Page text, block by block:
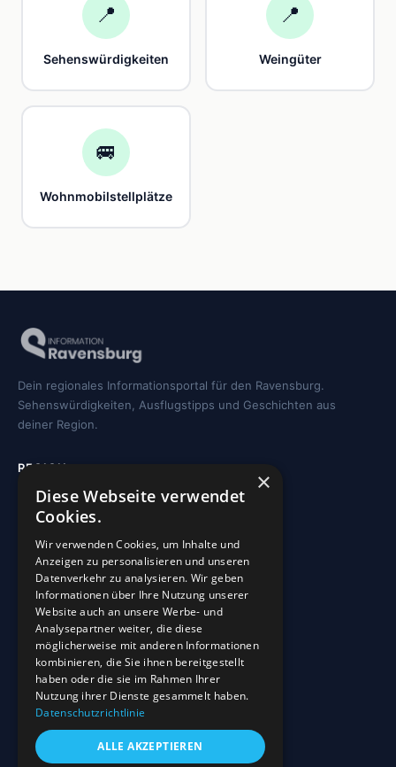
📍
Sehenswürdigkeiten
📍
Weingüter
🚐
Wohnmobilstellplätze
Dein regionales Informationsportal für den Ravensburg.
Sehenswürdigkeiten, Ausflugstipps und Geschichten aus
deiner Region.
REGION
Freizeit
Sehenswürdigkeiten
Kirchen
Gewässer
Wohnmobilstellplätze
INFO
Blog
Sehenswürdigkeiten
Impressum
Datenschutz
×
Diese Webseite verwendet
Cookies.
Wir verwenden Cookies, um Inhalte und
Anzeigen zu personalisieren und unseren
Datenverkehr zu analysieren. Wir geben
Informationen über Ihre Nutzung unserer
Website auch an unsere Werbe- und
Analysepartner weiter, die diese
möglicherweise mit anderen Informationen
kombinieren, die Sie ihnen bereitgestellt
haben oder die sie im Rahmen Ihrer
Nutzung ihrer Dienste gesammelt haben.
Datenschutzrichtlinie
ALLE AKZEPTIEREN